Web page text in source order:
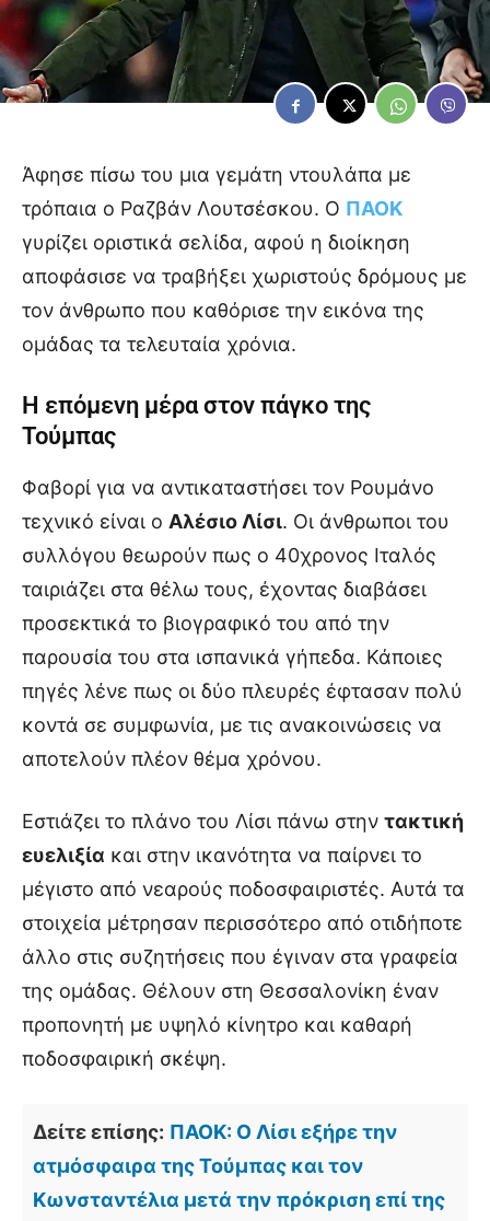
Άφησε πίσω του μια γεμάτη ντουλάπα με
τρόπαια ο Ραζβάν Λουτσέσκου. Ο ΠΑΟΚ
γυρίζει οριστικά σελίδα, αφού η διοίκηση
αποφάσισε να τραβήξει χωριστούς δρόμους με
τον άνθρωπο που καθόρισε την εικόνα της
ομάδας τα τελευταία χρόνια.
Η επόμενη μέρα στον πάγκο της
Τούμπας
Φαβορί για να αντικαταστήσει τον Ρουμάνο
τεχνικό είναι ο Αλέσιο Λίσι. Οι άνθρωποι του
συλλόγου θεωρούν πως ο 40χρονος Ιταλός
ταιριάζει στα θέλω τους, έχοντας διαβάσει
προσεκτικά το βιογραφικό του από την
παρουσία του στα ισπανικά γήπεδα. Κάποιες
πηγές λένε πως οι δύο πλευρές έφτασαν πολύ
κοντά σε συμφωνία, με τις ανακοινώσεις να
αποτελούν πλέον θέμα χρόνου.
Εστιάζει το πλάνο του Λίσι πάνω στην τακτική
ευελιξία και στην ικανότητα να παίρνει το
μέγιστο από νεαρούς ποδοσφαιριστές. Αυτά τα
στοιχεία μέτρησαν περισσότερο από οτιδήποτε
άλλο στις συζητήσεις που έγιναν στα γραφεία
της ομάδας. Θέλουν στη Θεσσαλονίκη έναν
προπονητή με υψηλό κίνητρο και καθαρή
ποδοσφαιρική σκέψη.
Δείτε επίσης: ΠΑΟΚ: Ο Λίσι εξήρε την
ατμόσφαιρα της Τούμπας και τον
Κωνσταντέλια μετά την πρόκριση επί της